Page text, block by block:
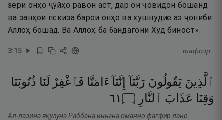
зери онҳо ҷӯйҳо равон аст, дар он ҷовидон бошанд
ва занҳои покиза барои онҳо ва хушнудие аз ҷониби
Аллоҳ бошад. Ва Аллоҳ ба бандагони Худ биност».
3:15 тафсир
ٱلَّذِينَ يَقُولُونَ رَبَّنَآ إِنَّنَآ ءَامَنَّا فَٱغْفِرْ لَنَا ذُنُوبَنَا
وَقِنَا عَذَابَ ٱلنَّارِ ۝١٦
Ал-лазина яқулуна Раббана иннана оманно фағфир лано